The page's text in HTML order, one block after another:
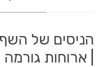
הניסים של
| ארוחות גורמה